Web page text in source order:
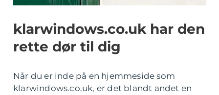
klarwindows.co.uk har den
rette dør til dig
Når du er inde på en hjemmeside som
klarwindows.co.uk, er det blandt andet en